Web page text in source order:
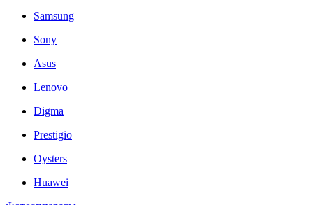
Samsung
Sony
Asus
Lenovo
Digma
Prestigio
Oysters
Huawei